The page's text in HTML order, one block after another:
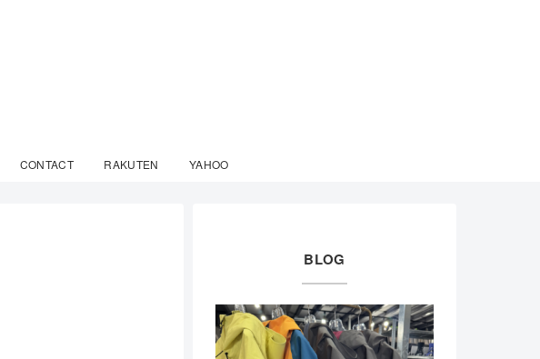
CONTACT RAKUTEN YAHOO
BLOG